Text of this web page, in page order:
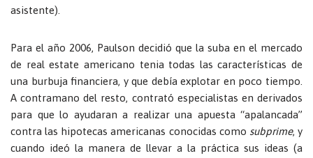
asistente).
Para el año 2006, Paulson decidió que la suba en el mercado
de real estate americano tenia todas las características de
una burbuja financiera, y que debía explotar en poco tiempo.
A contramano del resto, contrató especialistas en derivados
para que lo ayudaran a realizar una apuesta “apalancada”
contra las hipotecas americanas conocidas como subprime, y
cuando ideó la manera de llevar a la práctica sus ideas (a